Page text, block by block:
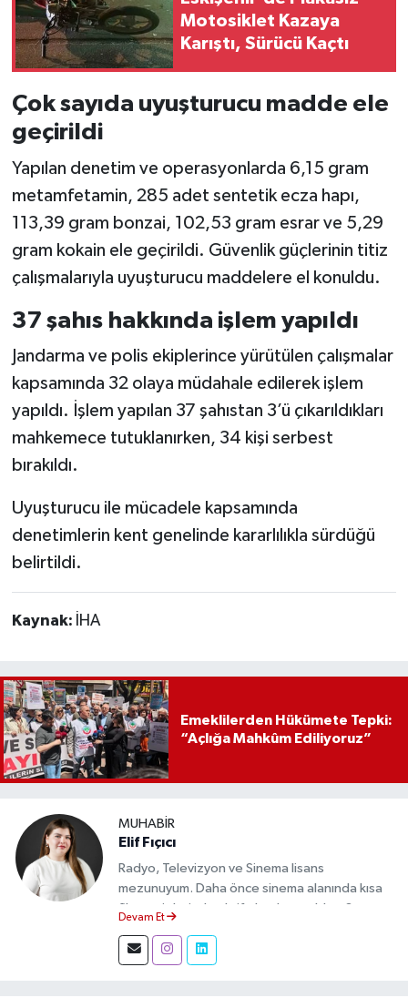
Motosiklet Kazaya
Karıştı, Sürücü Kaçtı
Çok sayıda uyuşturucu madde ele
geçirildi
Yapılan denetim ve operasyonlarda 6,15 gram
metamfetamin, 285 adet sentetik ecza hapı,
113,39 gram bonzai, 102,53 gram esrar ve 5,29
gram kokain ele geçirildi. Güvenlik güçlerinin titiz
çalışmalarıyla uyuşturucu maddelere el konuldu.
37 şahıs hakkında işlem yapıldı
Jandarma ve polis ekiplerince yürütülen çalışmalar
kapsamında 32 olaya müdahale edilerek işlem
yapıldı. İşlem yapılan 37 şahıstan 3’ü çıkarıldıkları
mahkemece tutuklanırken, 34 kişi serbest
bırakıldı.
Uyuşturucu ile mücadele kapsamında
denetimlerin kent genelinde kararlılıkla sürdüğü
belirtildi.
Kaynak: İHA
Emeklilerden Hükümete Tepki:
“Açlığa Mahkûm Ediliyoruz”
MUHABIR
Elif Fıçıcı
Radyo, Televizyon ve Sinema lisans
mezunuyum. Daha önce sinema alanında kısa
film projelerinde aktif olarak yer aldım. Şu an
görev yapıyor, gündemi sahadan takip ederek
doğru ve tarafsız haberler üretiyorum.
Devam Et